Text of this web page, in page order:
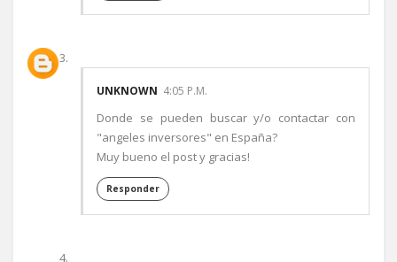
UNKNOWN 4:05 P.M.
Donde se pueden buscar y/o contactar con
"angeles inversores" en España?
Muy bueno el post y gracias!
Responder